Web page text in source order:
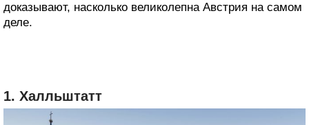
доказывают, насколько великолепна Австрия на самом
деле.
1. Халльштатт